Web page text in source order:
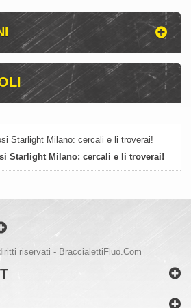
Starlight Milano: cercali e li troverai!
riservati - BraccialettiFluo.Com